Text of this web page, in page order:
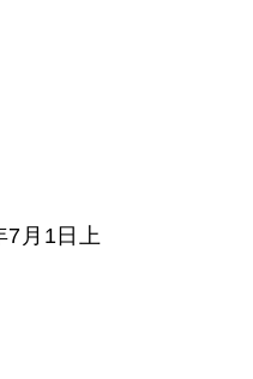
7月1日上